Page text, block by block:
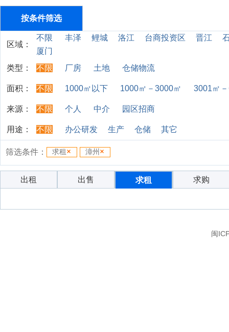
按条件筛选
区域：
不限 丰泽 鲤城 洛江 台商投资区 晋江
厦门
类型：
不限 厂房 土地 仓储物流
面积： 不限 1000㎡以下 1000㎡－3000㎡ 3001㎡
来源： 不限 个人 中介 园区招商
用途： 不限 办公研发 生产 仓储 其它
筛选条件： 求租 漳州
出租 出售 求租 求购
闽